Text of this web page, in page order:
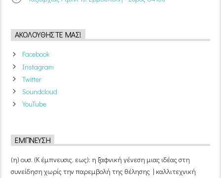
ΑΚΟΛΟΥΘΉΣΤΕ ΜΑΣ!
Facebook
Instagram
Twitter
Soundcloud
YouTube
ΈΜΠΝΕΥΣΗ
(η) ουσ. (Κ έμπνευσις, εως): η ξαφνική γένεση μιας ιδέας στη
συνείδηση χωρίς την παρεμβολή της θέλησης | καλλιτεχνική